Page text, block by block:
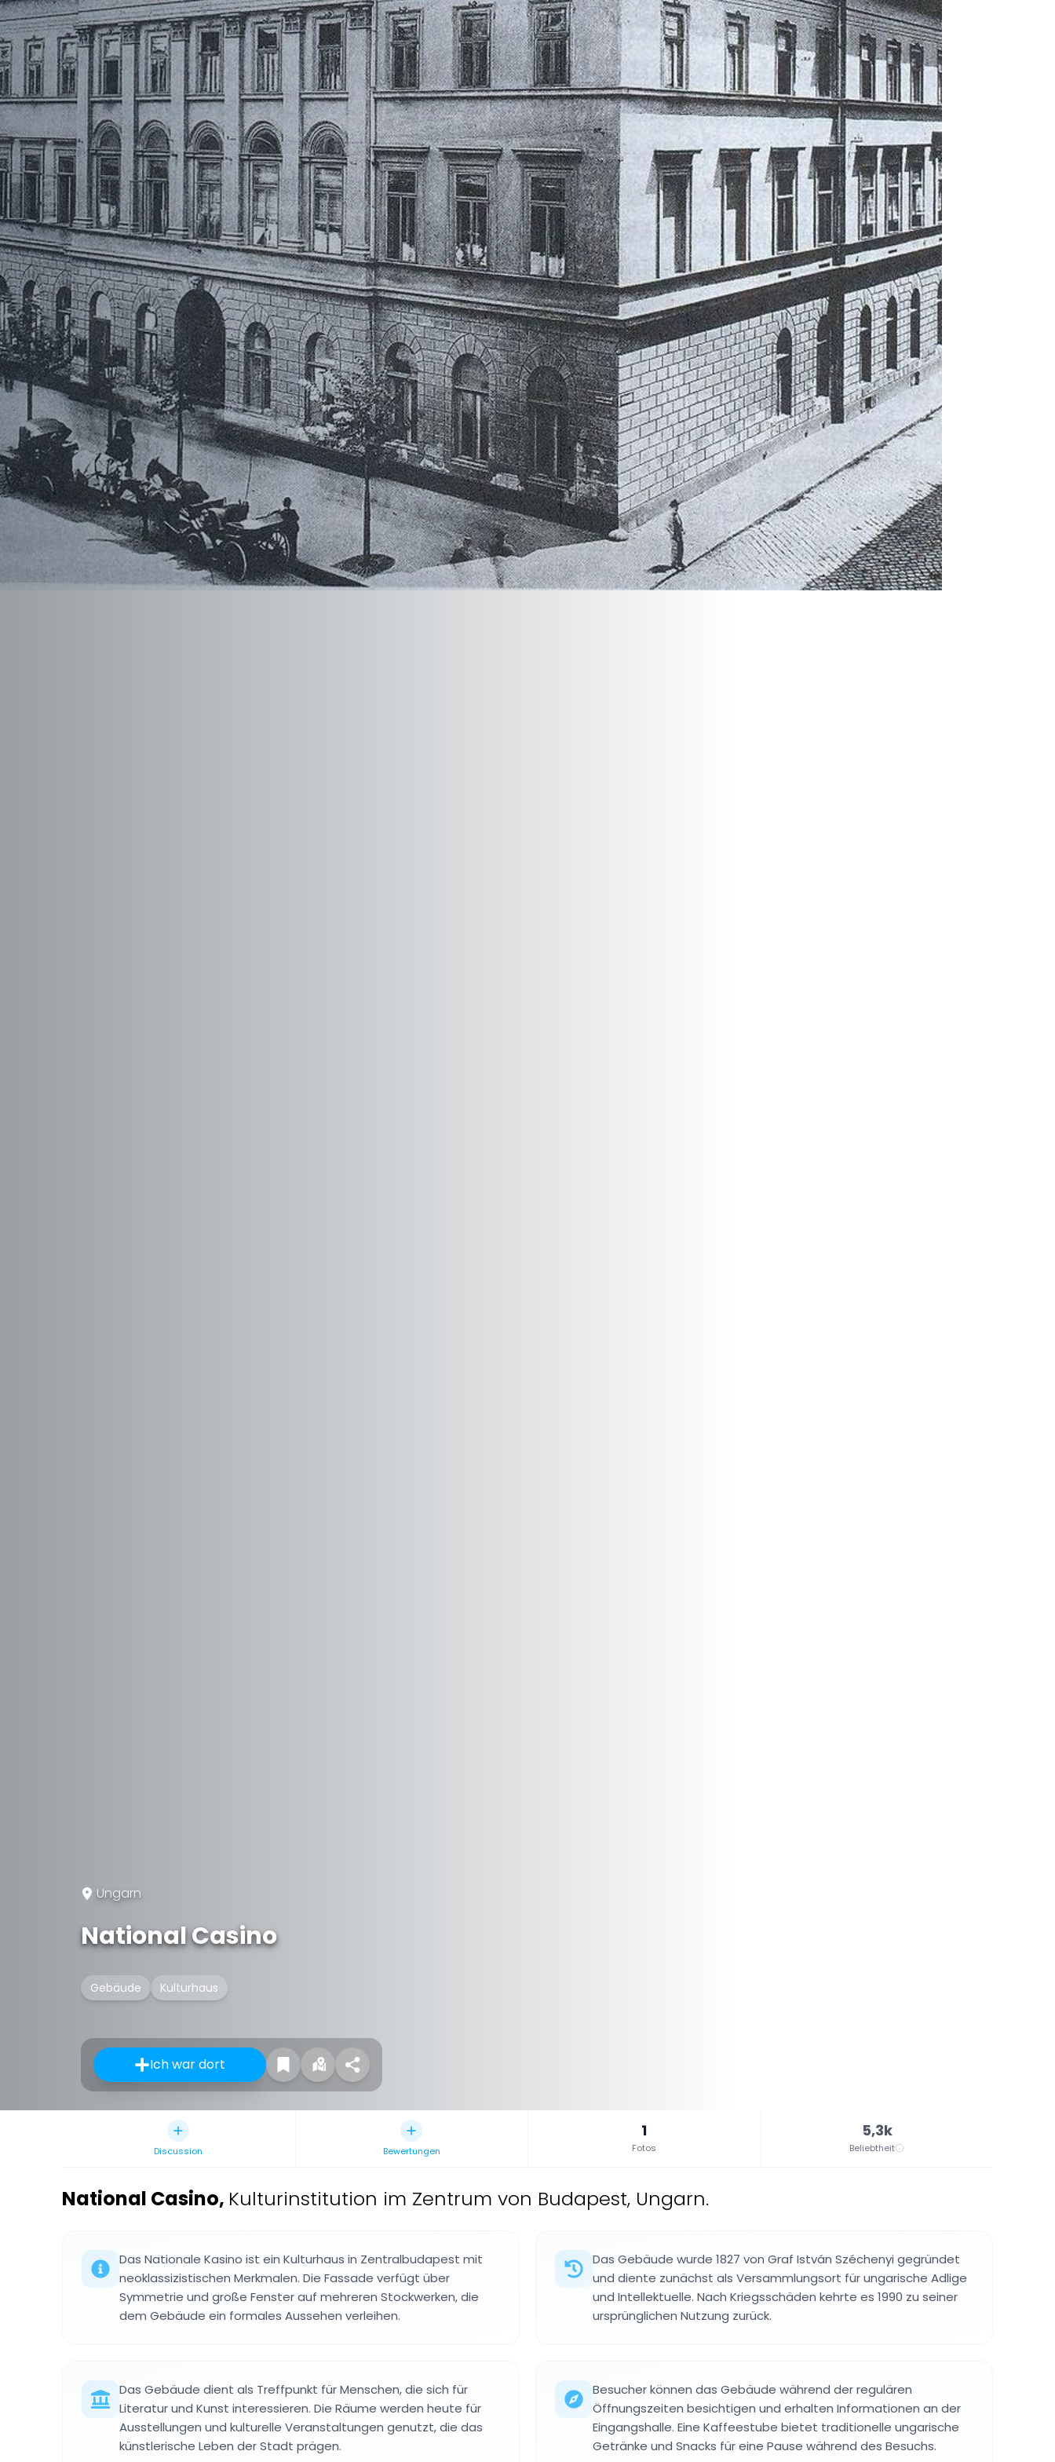
Ungarn
National Casino
Gebäude Kulturhaus
Ich war dort
Discussion Bewertungen
1
Fotos
5,3k
Beliebtheit
National Casino, Kulturinstitution im Zentrum von Budapest, Ungarn.
Das Nationale Kasino ist ein Kulturhaus in Zentralbudapest mit
neoklassizistischen Merkmalen. Die Fassade verfügt über
Symmetrie und große Fenster auf mehreren Stockwerken, die
dem Gebäude ein formales Aussehen verleihen.
Das Gebäude wurde 1827 von Graf István Széchenyi gegründet
und diente zunächst als Versammlungsort für ungarische Adlige
und Intellektuelle. Nach Kriegsschäden kehrte es 1990 zu seiner
ursprünglichen Nutzung zurück.
Das Gebäude dient als Treffpunkt für Menschen, die sich für
Literatur und Kunst interessieren. Die Räume werden heute für
Ausstellungen und kulturelle Veranstaltungen genutzt, die das
künstlerische Leben der Stadt prägen.
Besucher können das Gebäude während der regulären
Öffnungszeiten besichtigen und erhalten Informationen an der
Eingangshalle. Eine Kaffeestube bietet traditionelle ungarische
Getränke und Snacks für eine Pause während des Besuchs.